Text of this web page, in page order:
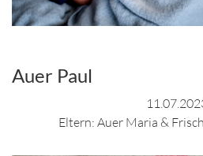
Auer Paul
Eltern: Auer Maria &